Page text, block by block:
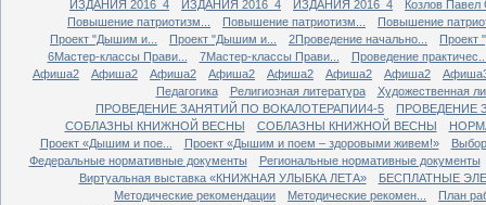
ИЗДАНИЯ 2016_4
ИЗДАНИЯ 2016_4 ИЗДАНИЯ 2016_4
Козлов
Повышение патриотизм...
Повышение патриотизм...
Повышение
Проект "Дышим и...
Проект "Дышим и... 2Проведение начально...
Проект
6Мастер-классы Прави...
7Мастер-классы Прави...
Проведение
Афиша2
Афиша2 Афиша2 Афиша2 Афиша2 Афиша2 Афиша2
Педагогика
Религиозная литература
Художественная
ПРОВЕДЕНИЕ ЗАНЯТИЙ ПО ВОКАЛОТЕРАПИИ4-5
ПРОВЕДЕНИЕ
СОБЛАЗНЫ КНИЖНОЙ ВЕСНЫ
СОБЛАЗНЫ КНИЖНОЙ ВЕСНЫ
Проект «Дышим и пое...
Проект «Дышим и поем – здоровыми живем!»
Федеральные нормативные документы
Региональные нормативные документы
Виртуальная выставка «КНИЖНАЯ УЛЫБКА ЛЕТА»
БЕСПЛАТНЫЕ
Методические рекомендации
Методические рекомен...
План